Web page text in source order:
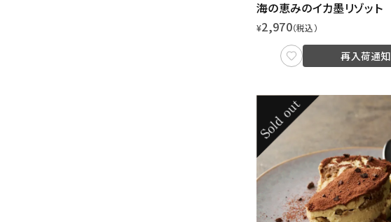
海の恵みのイカ墨リゾット
¥2,970（税込）
再入荷通知